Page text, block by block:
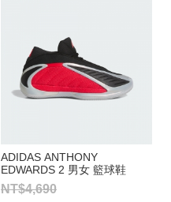
ADIDAS ANTHONY
EDWARDS 2 男女 籃球鞋
NT$4,690